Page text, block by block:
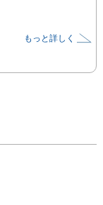
もっと詳しく